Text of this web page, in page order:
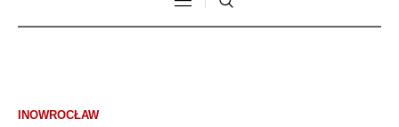
INOWROCŁAW